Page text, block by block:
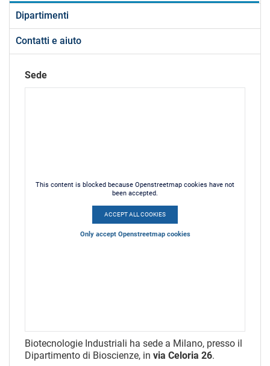
Dipartimenti
Contatti e aiuto
Sede
This content is blocked because Openstreetmap cookies have not
been accepted.
ACCEPT ALL COOKIES
Only accept Openstreetmap cookies
Biotecnologie Industriali ha sede a Milano, presso il
Dipartimento di Bioscienze, in via Celoria 26.